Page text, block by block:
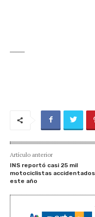
Artículo anterior
INS reportó casi 25 mil
motociclistas accidentados
este año